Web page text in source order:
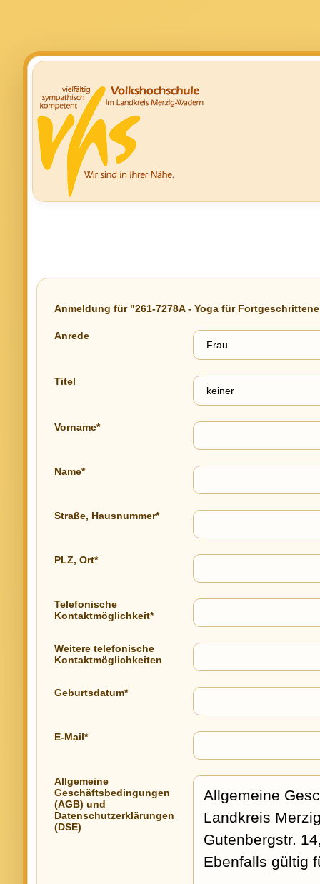
Anmeldung für "261-7278A - Yoga für
Anrede
Titel
Vorname*
Name*
Straße, Hausnummer*
PLZ, Ort*
Telefonische
Kontaktmöglichkeit*
Weitere telefonische
Kontaktmöglichkeiten
Geburtsdatum*
E-Mail*
Allgemeine
Geschäftsbedingungen
(AGB) und
Datenschutzerklärungen
(DSE)